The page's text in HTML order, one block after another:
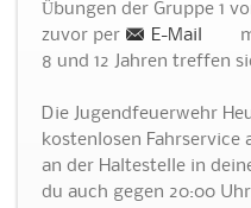
Übungen der Gruppe 1
zuvor per
E-Mail
8 und 12 Jahren treffen
Die Jugendfeuerwehr
kostenlosen
an der Haltestelle in
du auch gegen 20:00